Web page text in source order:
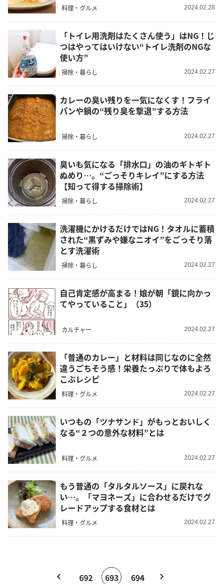
料理・グルメ 2024.02.28
「トイレ用洗剤はたくさん使う」はNG！じ
つはやってはいけない“トイレ洗剤のNGな
使い方”
掃除・暮らし 2024.02.27
カレーの臭い残りを一気になくす！フライ
パンや鍋の“残り臭を撃退”する方法
掃除・暮らし 2024.02.27
臭いも気になる「排水口」の油のギトギト
ぬめり…。“ごっそりキレイ”にする方法
【知って得する掃除術】
掃除・暮らし 2024.02.27
洗濯機にかけるだけではNG！タオルに蓄積
された“黒ずみや嫌なニオイ”をごっそり落
とす洗濯術
掃除・暮らし 2024.02.27
自己肯定感が高まる！娘が朝「鏡に向かっ
てやっていること」（35）
カルチャー 2024.02.27
「普通のカレー」と材料は同じなのに全然
違うごちそう感！栄養たっぷりで体もよろ
こぶレシピ
料理・グルメ 2024.02.27
いつもの「ツナサンド」がもっとおいしく
なる“２つの意外な材料”とは
料理・グルメ 2024.02.27
もう普通の「タルタルソース」に戻れな
い…。「マヨネーズ」に合わせるだけでグ
レードアップする食材とは
料理・グルメ 2024.02.27
692 693 694